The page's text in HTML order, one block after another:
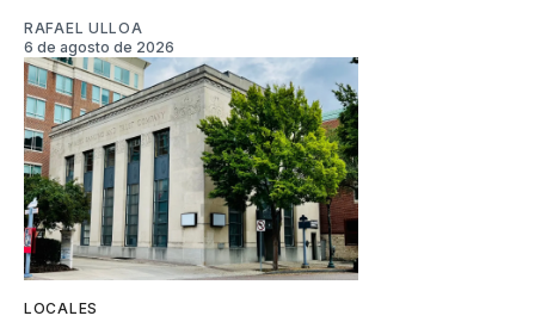
RAFAEL ULLOA
6 de agosto de 2026
LOCALES